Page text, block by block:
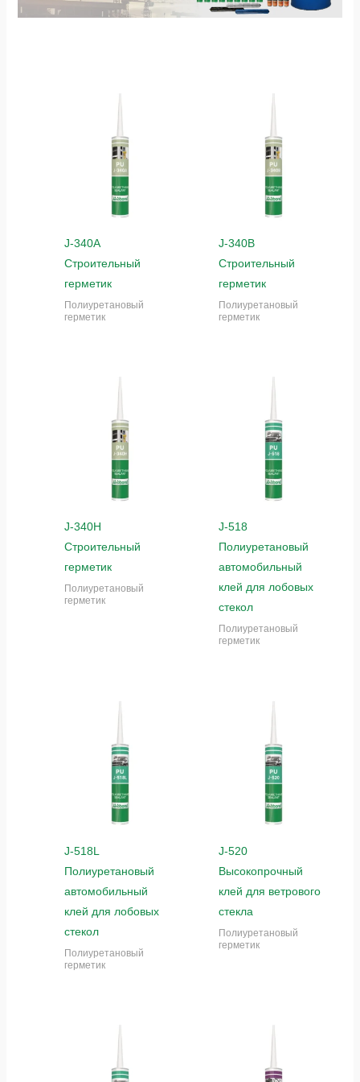
J-340A
Строительный
герметик
Полиуретановый
герметик
J-340B
Строительный
герметик
Полиуретановый
герметик
J-340H
Строительный
герметик
Полиуретановый
герметик
J-518
Полиуретановый
автомобильный
клей для лобовых
стекол
Полиуретановый
герметик
J-518L
Полиуретановый
автомобильный
клей для лобовых
стекол
Полиуретановый
герметик
J-520
Высокопрочный
клей для ветрового
стекла
Полиуретановый
герметик